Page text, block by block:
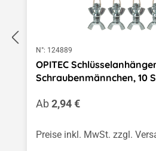
N°: 124889
OPITEC
Schraubenmännchen, 10
Regulärer Preis:
Ab2,94 €
Preise inkl. MwSt. zzgl.